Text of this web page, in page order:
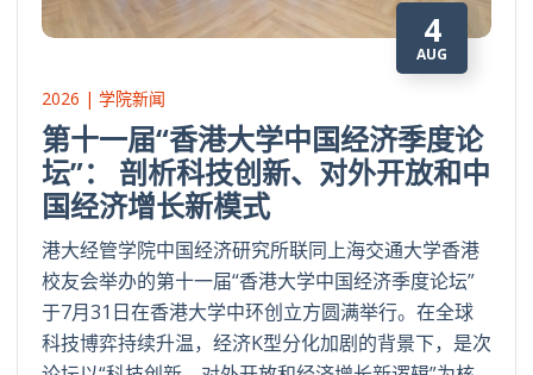
4
AUG
2026 | 学院新闻
第十一届“香港大学中国经济季度论
坛”： 剖析科技创新、对外开放和中
国经济增长新模式
港大经管学院中国经济研究所联同上海交通大学香港
校友会举办的第十一届“香港大学中国经济季度论坛”
于7月31日在香港大学中环创立方圆满举行。在全球
科技博弈持续升温，经济K型分化加剧的背景下，是次